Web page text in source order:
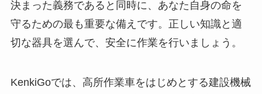
決まった義務であると同時に、あなた自身の命を
守るための最も重要な備えです。正しい知識と適
切な器具を選んで、安全に作業を行いましょう。
KenkiGoでは、高所作業車をはじめとする建設機械